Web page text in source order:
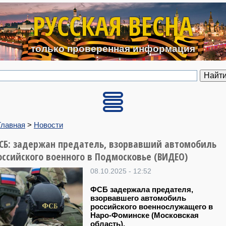
Перейти к основному
РУССКАЯ ВЕСНА
только проверенная информация
> Новости
задержан предатель, взорвавший автомобиль
военного в Подмосковье (ВИДЕО)
08.10.2025 - 12:52
ФСБ задержала предателя,
взорвавшего автомобиль
российского военнослужащего в
Наро-Фоминске (Московская
область).